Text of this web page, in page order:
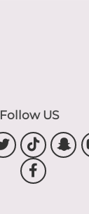
Follow US